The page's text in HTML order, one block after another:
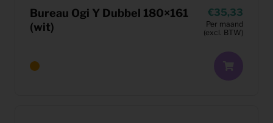
Bureau Ogi Y Dubbel 180×161
(wit)
35,33
Per maand
(excl. BTW)